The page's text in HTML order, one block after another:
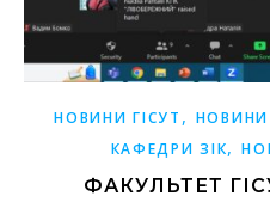
НОВИНИ ГІСУТ , НОВИНИ
КАФЕДРИ ЗІК,
ФАКУЛЬТЕТ